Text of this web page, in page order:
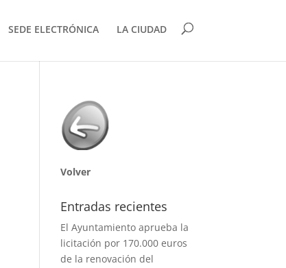
SEDE ELECTRÓNICA LA CIUDAD
Volver
Entradas recientes
El Ayuntamiento aprueba la
licitación por 170.000 euros
de la renovación del